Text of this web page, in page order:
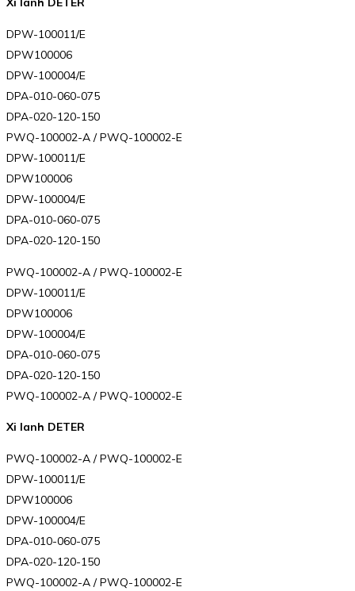
DPW-100011/E
DPW100006
DPW-100004/E
DPA-010-060-075
DPA-020-120-150
PWQ-100002-A / PWQ-100002-E
DPW-100011/E
DPW100006
DPW-100004/E
DPA-010-060-075
DPA-020-120-150
PWQ-100002-A / PWQ-100002-E
DPW-100011/E
DPW100006
DPW-100004/E
DPA-010-060-075
DPA-020-120-150
PWQ-100002-A / PWQ-100002-E
Xi lanh DETER
PWQ-100002-A / PWQ-100002-E
DPW-100011/E
DPW100006
DPW-100004/E
DPA-010-060-075
DPA-020-120-150
PWQ-100002-A / PWQ-100002-E